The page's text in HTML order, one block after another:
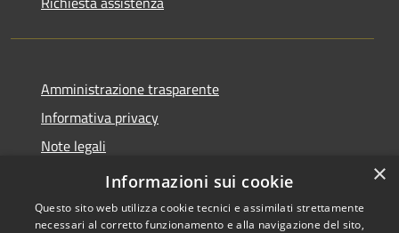
Amministrazione trasparente
Informativa privacy
Note legali
Dichiarazione di accessibilità
×
Informazioni sui cookie
Questo sito web utilizza cookie tecnici e assimilati strettamente
necessari al corretto funzionamento e alla navigazione del sito,